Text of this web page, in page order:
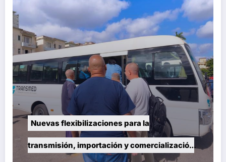
Nuevas flexibilizaciones para la
transmisión, importación y comercialización